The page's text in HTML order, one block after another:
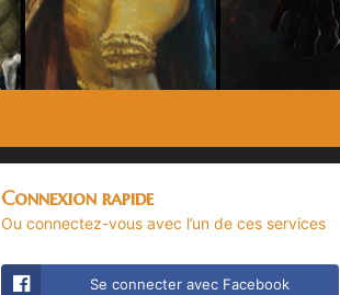
Connexion rapide
Ou connectez-vous avec l’un de ces services
Se connecter avec Facebook